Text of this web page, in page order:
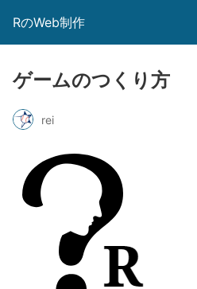
RのWeb制作
ゲームのつくり方
rei